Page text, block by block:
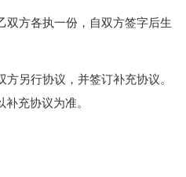
方各执一份，自双方签字后生
另行协议，并签订补充协议。
充协议为准。